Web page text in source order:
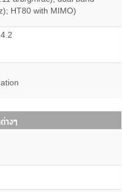
HT80 with MIMO)